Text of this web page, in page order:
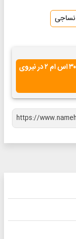
نساجی
دوازده فروند جنگنده سوخو ۳۰ اس ام ۲ در نیروی